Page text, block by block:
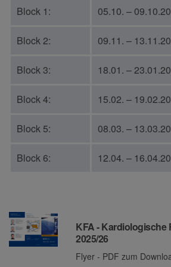
Block 1: 05.10. –
Block 2: 09.11. –
Block 3: 18.01. –
Block 4: 15.02. –
Block 5: 08.03. –
Block 6: 12.04. –
Downloads
KFA - Kardiologische
2025/26
Flyer - PDF zum